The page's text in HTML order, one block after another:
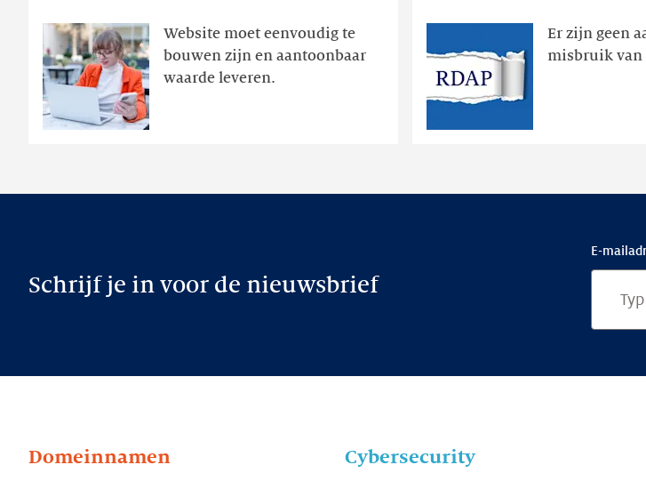
Website moet eenvoudig te
bouwen zijn en aantoonbaar
waarde leveren.
volgt
later
Er zijn geen
misbruik van
via
publieke
RDAP
Schrijf je in voor de nieuwsbrief
E-
Domeinnamen Cybersecurity